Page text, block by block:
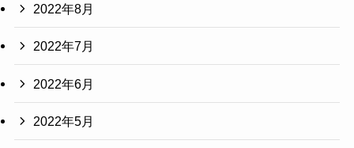
2022年8月
2022年7月
2022年6月
2022年5月